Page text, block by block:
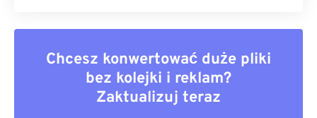
Chcesz konwertować duże pliki
bez kolejki i reklam?
Zaktualizuj teraz